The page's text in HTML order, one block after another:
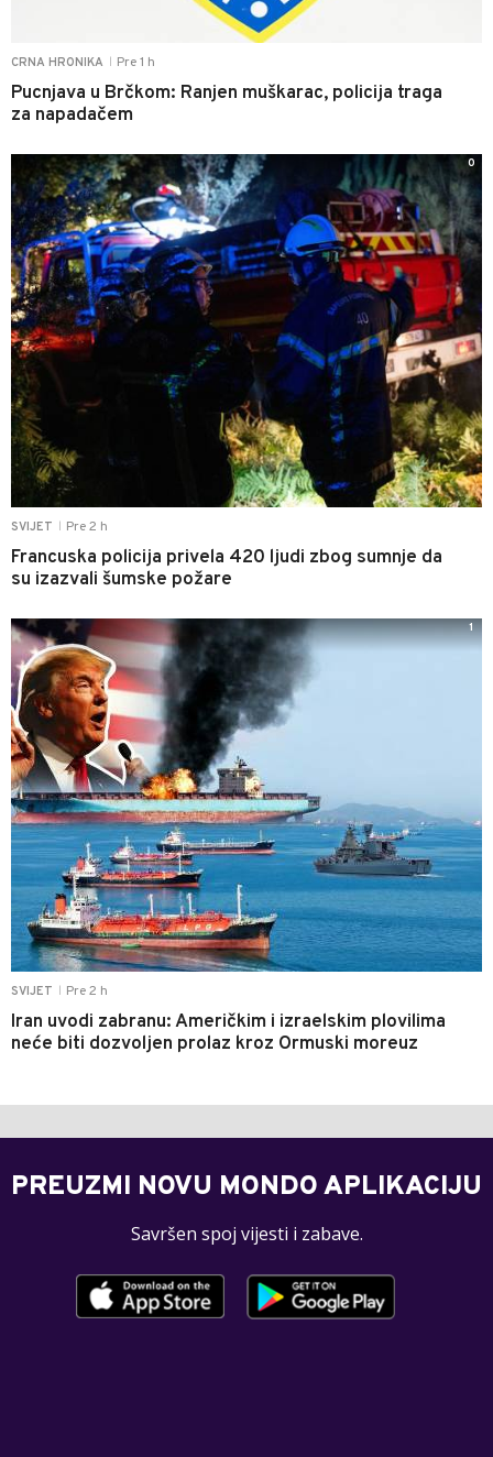
CRNA HRONIKA Pre 1 h
Pucnjava u Brčkom: Ranjen muškarac, policija traga
za napadačem
SVIJET Pre 2 h
Francuska policija privela 420 ljudi zbog sumnje da
su izazvali šumske požare
0
SVIJET Pre 2 h
Iran uvodi zabranu: Američkim i izraelskim plovilima
neće biti dozvoljen prolaz kroz Ormuski moreuz
1
PREUZMI NOVU MONDO APLIKACIJU
Savršen spoj vijesti i zabave.